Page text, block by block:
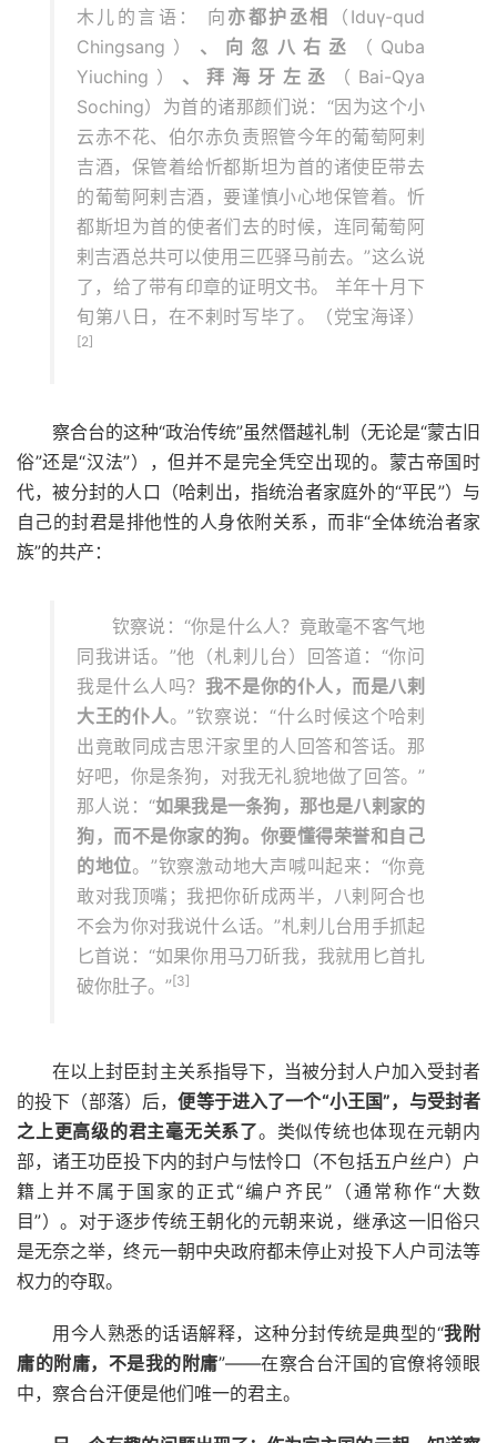
木儿的言语： 向 亦都护丞相
（Iduγ-qud
Chingsang） 、向忽八右丞
（Quba
Yiuching） 、拜海牙左丞
（Bai-Qya
Soching）为首的诸那颜们说：“因为这个小
云赤不花、伯尔赤负责照管今年的葡萄阿剌
吉酒，保管着给忻都斯坦为首的诸使臣带去
的葡萄阿剌吉酒，要谨慎小心地保管着。忻
都斯坦为首的使者们去的时候，连同葡萄阿
剌吉酒总共可以使用三匹驿马前去。”这么说
了，给了带有印章的证明文书。 羊年十月下
旬第八日，在不剌时写毕了。（党宝海译）
[2]
察合台的这种“政治传统”虽然僭越礼制（无论是“蒙古旧
俗”还是“汉法”），但并不是完全凭空出现的。蒙古帝国时
代，被分封的人口（哈剌出，指统治者家庭外的“平民”）与
自己的封君是排他性的人身依附关系，而非“全体统治者家
族”的共产：
钦察说：“你是什么人？竟敢毫不客气地
同我讲话。”他（札剌儿台）回答道：“你问
我是什么人吗？ 我不是你的仆人，而是八剌
大王的仆人。”钦察说：“什么时候这个哈剌
出竟敢同成吉思汗家里的人回答和答话。那
好吧，你是条狗，对我无礼貌地做了回答。”
那人说：“如果我是一条狗，那也是八剌家的
狗，而不是你家的狗。你要懂得荣誉和自己
的地位。”钦察激动地大声喊叫起来：“你竟
敢对我顶嘴；我把你斫成两半，八剌阿合也
不会为你对我说什么话。”札剌儿台用手抓起
匕首说：“如果你用马刀斫我，我就用匕首扎
破你肚子。”[3]
在以上封臣封主关系指导下，当被分封人户加入受封者
的投下（部落）后，便等于进入了一个“小王国”，与受封者
之上更高级的君主毫无关系了。类似传统也体现在元朝内
部，诸王功臣投下内的封户与怯怜口（不包括五户丝户）户
籍上并不属于国家的正式“编户齐民”（通常称作“大数
目”）。对于逐步传统王朝化的元朝来说，继承这一旧俗只
是无奈之举，终元一朝中央政府都未停止对投下人户司法等
权力的夺取。
用今人熟悉的话语解释，这种分封传统是典型的“我附
庸的附庸，不是我的附庸”——在察合台汗国的官僚将领眼
中，察合台汗便是他们唯一的君主。